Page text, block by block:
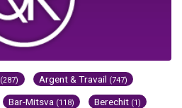
(287) Argent & Travail (747)
Bar-Mitsva (118) Berechit (1)